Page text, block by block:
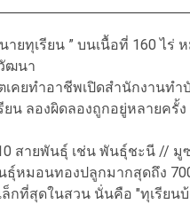
ยทุเรียน ” บนเนื้อที่ 160 ไร่
ฒนา
คยทำอาชีพเปิดสำนักงานทำ
น ลองผิดลองถูกอยู่หลายครั้
สายพันธุ์ เช่น พันธุ์ชะนี //
หมอนทองปลูกมากสุดถึง
กที่สุดในสวน นั่นคือ "ทุเรียน